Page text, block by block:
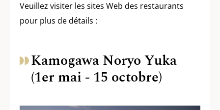
Veuillez visiter les sites Web des restaurants
pour plus de détails :
Kamogawa Noryo Yuka
(1er mai - 15 octobre)